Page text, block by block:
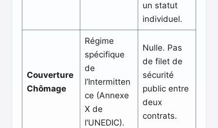
un statut
individuel.
Couverture
Chômage
Régime
spécifique
de
l’Intermitten
ce (Annexe
X de
l’UNEDIC).
Nulle. Pas
de filet de
sécurité
public entre
deux
contrats.